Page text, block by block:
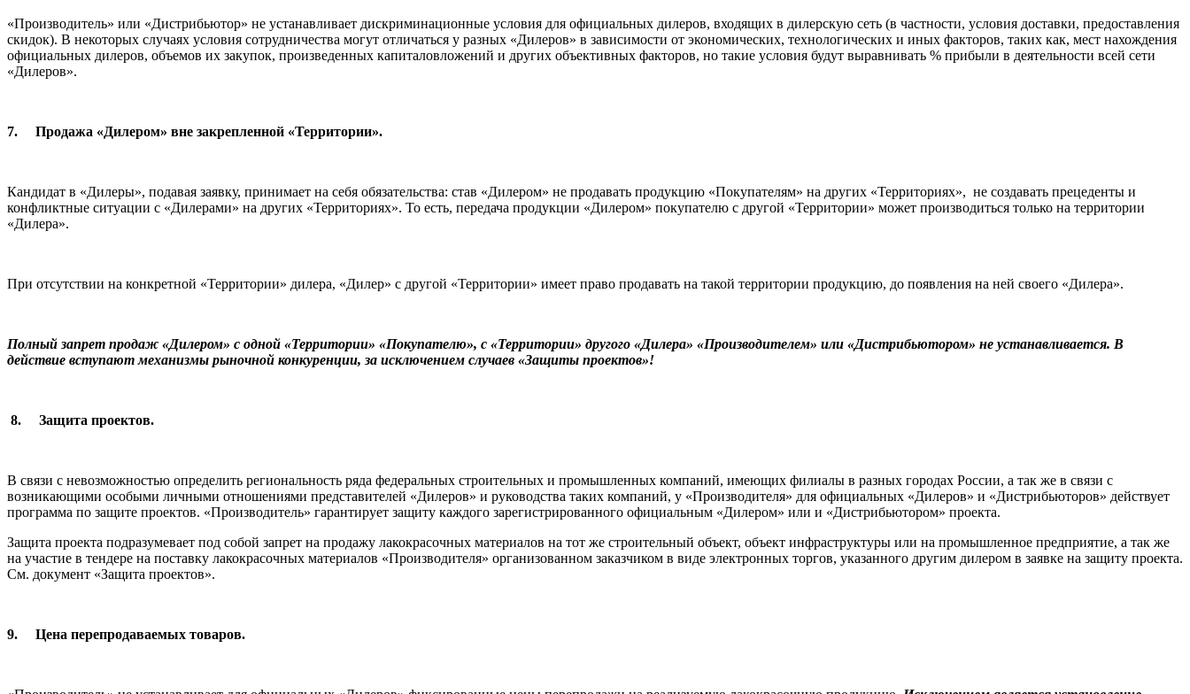
«Производитель» или «Дистрибьютор» не устанавливает дискриминационные условия для официальных дилеров, входящих в дилерскую сеть (в частности, условия доставки, предоставления
скидок). В некоторых случаях условия сотрудничества могут отличаться у разных «Дилеров» в зависимости от экономических, технологических и иных факторов, таких как, мест нахождения
официальных дилеров, объемов их закупок, произведенных капиталовложений и других объективных факторов, но такие условия будут выравнивать % прибыли в деятельности всей сети
«Дилеров».
7. Продажа «Дилером» вне закрепленной «Территории».
Кандидат в «Дилеры», подавая заявку, принимает на себя обязательства: став «Дилером» не продавать продукцию «Покупателям» на других «Территориях», не создавать прецеденты и
конфликтные ситуации с «Дилерами» на других «Территориях». То есть, передача продукции «Дилером» покупателю с другой «Территории» может производиться только на территории
«Дилера».
При отсутствии на конкретной «Территории» дилера, «Дилер» с другой «Территории» имеет право продавать на такой территории продукцию, до появления на ней своего «Дилера».
Полный запрет продаж «Дилером» с одной «Территории» «Покупателю», с «Территории» другого «Дилера» «Производителем» или «Дистрибьютором» не устанавливается. В
действие вступают механизмы рыночной конкуренции, за исключением случаев «Защиты проектов»!
8. Защита проектов.
В связи с невозможностью определить региональность ряда федеральных строительных и промышленных компаний, имеющих филиалы в разных городах России, а так же в связи с
возникающими особыми личными отношениями представителей «Дилеров» и руководства таких компаний, у «Производителя» для официальных «Дилеров» и «Дистрибьюторов» действует
программа по защите проектов. «Производитель» гарантирует защиту каждого зарегистрированного официальным «Дилером» или и «Дистрибьютором» проекта.
Защита проекта подразумевает под собой запрет на продажу лакокрасочных материалов на тот же строительный объект, объект инфраструктуры или на промышленное предприятие, а так же
на участие в тендере на поставку лакокрасочных материалов «Производителя» организованном заказчиком в виде электронных торгов, указанного другим дилером в заявке на защиту проекта.
См. документ «Защита проектов».
9. Цена перепродаваемых товаров.